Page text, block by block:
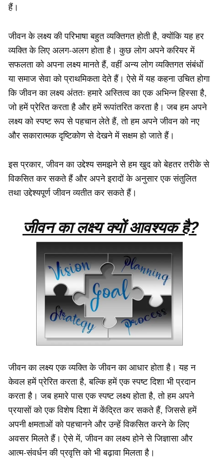
हैं।
जीवन के लक्ष्य की परिभाषा बहुत व्यक्तिगत होती है, क्योंकि यह हर
व्यक्ति के लिए अलग-अलग होता है। कुछ लोग अपने करियर में
सफलता को अपना लक्ष्य मानते हैं, वहीं अन्य लोग व्यक्तिगत संबंधों
या समाज सेवा को प्राथमिकता देते हैं। ऐसे में यह कहना उचित होगा
कि जीवन का लक्ष्य अंततः हमारे अस्तित्व का एक अभिन्न हिस्सा है,
जो हमें प्रेरित करता है और हमें रूपांतरित करता है। जब हम अपने
लक्ष्य को स्पष्ट रूप से पहचान लेते हैं, तो हम अपने जीवन को नए
और सकारात्मक दृष्टिकोण से देखने में सक्षम हो जाते हैं।
इस प्रकार, जीवन का उद्देश्य समझने से हम खुद को बेहतर तरीके से
विकसित कर सकते हैं और अपने इरादों के अनुसार एक संतुलित
तथा उद्देश्यपूर्ण जीवन व्यतीत कर सकते हैं।
जीवन का लक्ष्य क्यों आवश्यक है?
जीवन का लक्ष्य एक व्यक्ति के जीवन का आधार होता है। यह न
केवल हमें प्रेरित करता है, बल्कि हमें एक स्पष्ट दिशा भी प्रदान
करता है। जब हमारे पास एक स्पष्ट लक्ष्य होता है, तो हम अपने
प्रयासों को एक विशेष दिशा में केंद्रित कर सकते हैं, जिससे हमें
अपनी क्षमताओं को पहचानने और उन्हें विकसित करने के लिए
अवसर मिलते हैं। ऐसे में, जीवन का लक्ष्य होने से जिज्ञासा और
आत्म-संवर्धन की प्रवृत्ति को भी बढ़ावा मिलता है।